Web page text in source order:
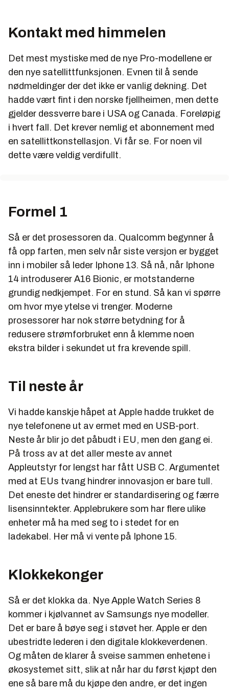
Kontakt med himmelen
Det mest mystiske med de nye Pro-modellene er
den nye satellittfunksjonen. Evnen til å sende
nødmeldinger der det ikke er vanlig dekning. Det
hadde vært fint i den norske fjellheimen, men dette
gjelder dessverre bare i USA og Canada. Foreløpig
i hvert fall. Det krever nemlig et abonnement med
en satellittkonstellasjon. Vi får se. For noen vil
dette være veldig verdifullt.
Formel 1
Så er det prosessoren da. Qualcomm begynner å
få opp farten, men selv når siste versjon er bygget
inn i mobiler så leder Iphone 13. Så nå, når Iphone
14 introduserer A16 Bionic, er motstanderne
grundig nedkjempet. For en stund. Så kan vi spørre
om hvor mye ytelse vi trenger. Moderne
prosessorer har nok større betydning for å
redusere strømforbruket enn å klemme noen
ekstra bilder i sekundet ut fra krevende spill.
Til neste år
Vi hadde kanskje håpet at Apple hadde trukket de
nye telefonene ut av ermet med en USB-port.
Neste år blir jo det påbudt i EU, men den gang ei.
På tross av at det aller meste av annet
Appleutstyr for lengst har fått USB C. Argumentet
med at EUs tvang hindrer innovasjon er bare tull.
Det eneste det hindrer er standardisering og færre
lisensinntekter. Applebrukere som har flere ulike
enheter må ha med seg to i stedet for en
ladekabel. Her må vi vente på Iphone 15.
Klokkekonger
Så er det klokka da. Nye Apple Watch Series 8
kommer i kjølvannet av Samsungs nye modeller.
Det er bare å bøye seg i støvet her. Apple er den
ubestridte lederen i den digitale klokkeverdenen.
Og måten de klarer å sveise sammen enhetene i
økosystemet sitt, slik at når har du først kjøpt den
ene så bare må du kjøpe den andre, er det ingen